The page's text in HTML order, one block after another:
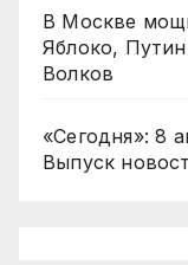
В Москве
Яблоко,
Волков
«Сегодня»: 8
Выпуск